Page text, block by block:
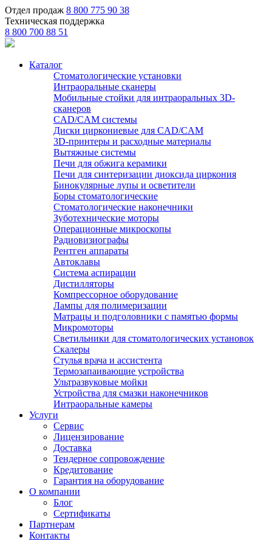
Отдел продаж 8 800 775 90 38
Техническая поддержка
8 800 700 88 51
Каталог
Стоматологические установки
Интраоральные сканеры
Мобильные стойки для интраоральных 3D-
сканеров
CAD/CAM системы
Диски циркониевые для CAD/CAM
3D-принтеры и расходные материалы
Вытяжные системы
Печи для обжига керамики
Печи для синтеризации диоксида циркония
Бинокулярные лупы и осветители
Боры стоматологические
Стоматологические наконечники
Зуботехнические моторы
Операционные микроскопы
Радиовизиографы
Рентген аппараты
Автоклавы
Система аспирации
Дистилляторы
Компрессорное оборудование
Лампы для полимеризации
Матрацы и подголовники с памятью формы
Микромоторы
Светильники для стоматологических установок
Скалеры
Стулья врача и ассистента
Термозапаивающие устройства
Ультразвуковые мойки
Устройства для смазки наконечников
Интраоральные камеры
Услуги
Сервис
Лицензирование
Доставка
Тендерное сопровождение
Кредитование
Гарантия на оборудование
О компании
Блог
Сертификаты
Партнерам
Контакты